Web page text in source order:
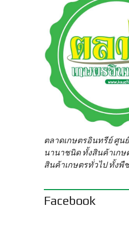
ตลาดเกษตรอินทรีย์ ศูน
นานาชนิด ทั้งสินค้าเกษ
สินค้าเกษตรทั่วไป ทั้งพื
Facebook